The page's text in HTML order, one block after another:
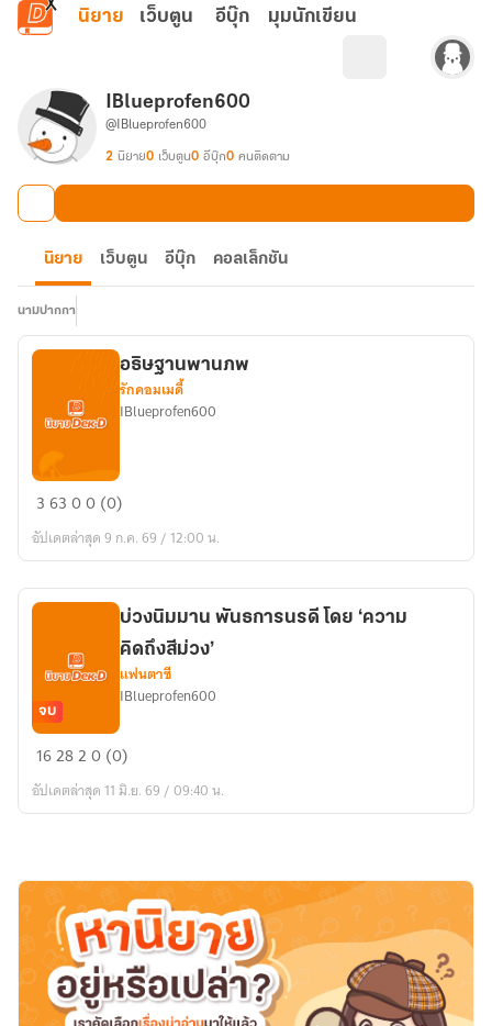
ข้ามไปยังเนื้อหาหลัก
นิยาย เว็บตูน อีบุ๊ก มุมนักเขียน
IBlueprofen600
@IBlueprofen600
2 นิยาย0 เว็บตูน0 อีบุ๊ก0 คนติดตาม
นิยาย เว็บตูน อีบุ๊ก คอลเล็กชัน
นามปากกา
อธิษฐาน
ภพ
อธิษฐานพานภพ
รักคอมเมดี้
IBlueprofen600
36300 (0)
อัปเดตล่าสุด 9 ก.ค. 69 / 12:00 น.
บ่วง
พันธ
โดย
‘ความ
คิดถึง
ม่วง’
จบ
บ่วงนิมมาน พันธการนรดี โดย ‘ความ
คิดถึงสีม่วง’
แฟนตาซี
IBlueprofen600
162820 (0)
อัปเดตล่าสุด 11 มิ.ย. 69 / 09:40 น.